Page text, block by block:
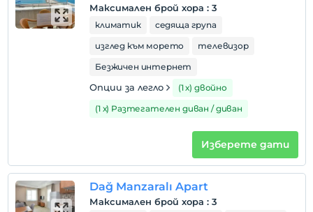
настаняване
След 14:00
домашен любимец
деца
Бебета под 2 не се таксуват
Максимален брой хора : 3
климатик
седяща група
изглед към морето
телевизор
Безжичен интернет
Опции за легло
(1 х) двойно
(1 х) Разтегателен диван / диван
Изберете дати
Dağ Manzaralı Apart
Максимален брой хора : 3